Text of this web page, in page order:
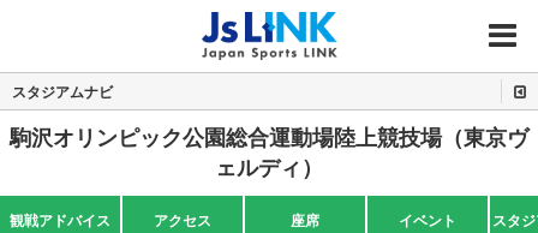
MENU
スタジアムナビ
駒沢オリンピック公園総合運動場陸上競技場（東京ヴ
ェルディ）
観戦アドバイス アクセス 座席 イベント スタ